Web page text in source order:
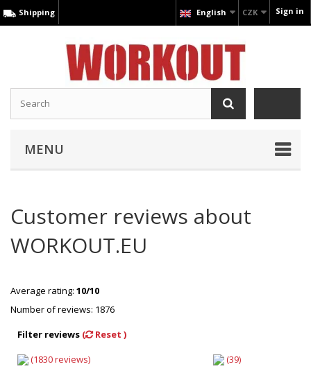
Sign in
CZK
English
Shipping
MENU
Customer reviews about
WORKOUT.EU
Average rating: 10/10
Number of reviews: 1876
Filter reviews (
Reset )
(1830 reviews)
(39)